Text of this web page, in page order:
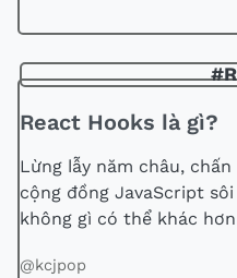
React Hooks là gì?
Lừng lẫy năm châu,
cộng đồng JavaScript
không gì có thể khác
@kcjpop